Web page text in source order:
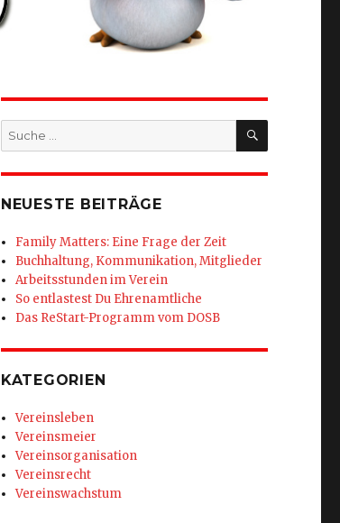
Suche
nach:
SUCHEN
NEUESTE BEITRÄGE
Family Matters: Eine Frage der Zeit
Buchhaltung, Kommunikation, Mitglieder
Arbeitsstunden im Verein
So entlastest Du Ehrenamtliche
Das ReStart-Programm vom DOSB
KATEGORIEN
Vereinsleben
Vereinsmeier
Vereinsorganisation
Vereinsrecht
Vereinswachstum